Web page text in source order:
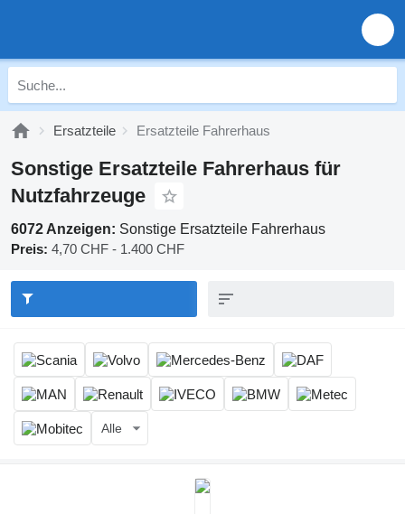
Ersatzteile Ersatzteile Fahrerhaus
Sonstige Ersatzteile Fahrerhaus für
Nutzfahrzeuge
6072 Anzeigen: Sonstige Ersatzteile Fahrerhaus
Preis: 4,70 CHF - 1.400 CHF
Alle